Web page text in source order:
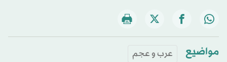
مواضيع عرب و عجم